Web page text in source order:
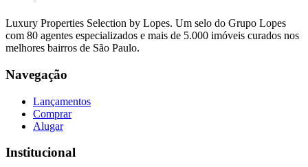
Luxury Properties Selection by Lopes. Um selo do Grupo Lopes
com 80 agentes especializados e mais de 5.000 imóveis curados nos
melhores bairros de São Paulo.
Navegação
Lançamentos
Comprar
Alugar
Institucional